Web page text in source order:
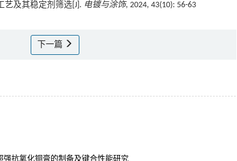
艺及其稳定剂筛选[J]. 电镀与涂饰, 2024, 43(10): 56-63
下一篇